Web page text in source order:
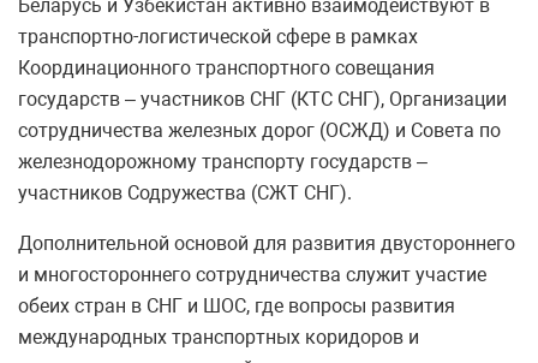
Беларусь и Узбекистан активно взаимодействуют в
транспортно-логистической сфере в рамках
Координационного транспортного совещания
государств – участников СНГ (КТС СНГ), Организации
сотрудничества железных дорог (ОСЖД) и Совета по
железнодорожному транспорту государств –
участников Содружества (СЖТ СНГ).
Дополнительной основой для развития двустороннего
и многостороннего сотрудничества служит участие
обеих стран в СНГ и ШОС, где вопросы развития
международных транспортных коридоров и